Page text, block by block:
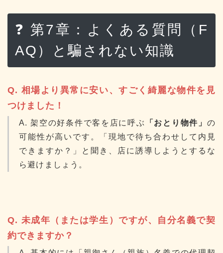
❓ 第7章：よくある質問（F
AQ）と騙されない知識
Q. 相場より異常に安い、すごく綺麗な物件を見
つけました！
A. 架空の好条件で客を店に呼ぶ 「おとり物件」 の
可能性が高いです。「現地で待ち合わせして内見
できますか？」と聞き、店に誘導しようとするな
ら避けましょう。
Q. 未成年（または学生）ですが、自分名義で契
約できますか？